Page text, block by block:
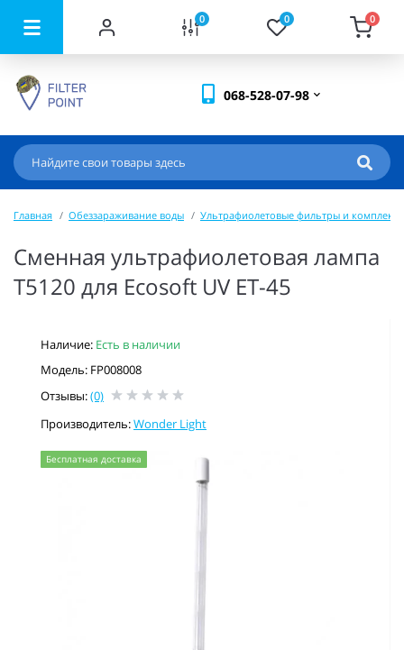
0 0 0
068-528-07-98
Главная Обеззараживание воды Ультрафиолетовые фильтры и
Сменная ультрафиолетовая лампа
T5120 для Ecosoft UV ET-45
Наличие: Есть в наличии
Модель: FP008008
Отзывы:(0)
Производитель:Wonder Light
Бесплатная доставка